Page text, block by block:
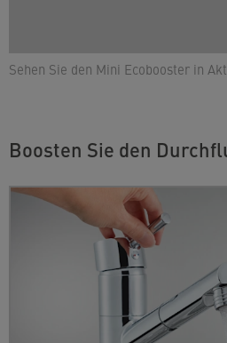
Sehen Sie den Mini Ecobooster in
Boosten Sie den